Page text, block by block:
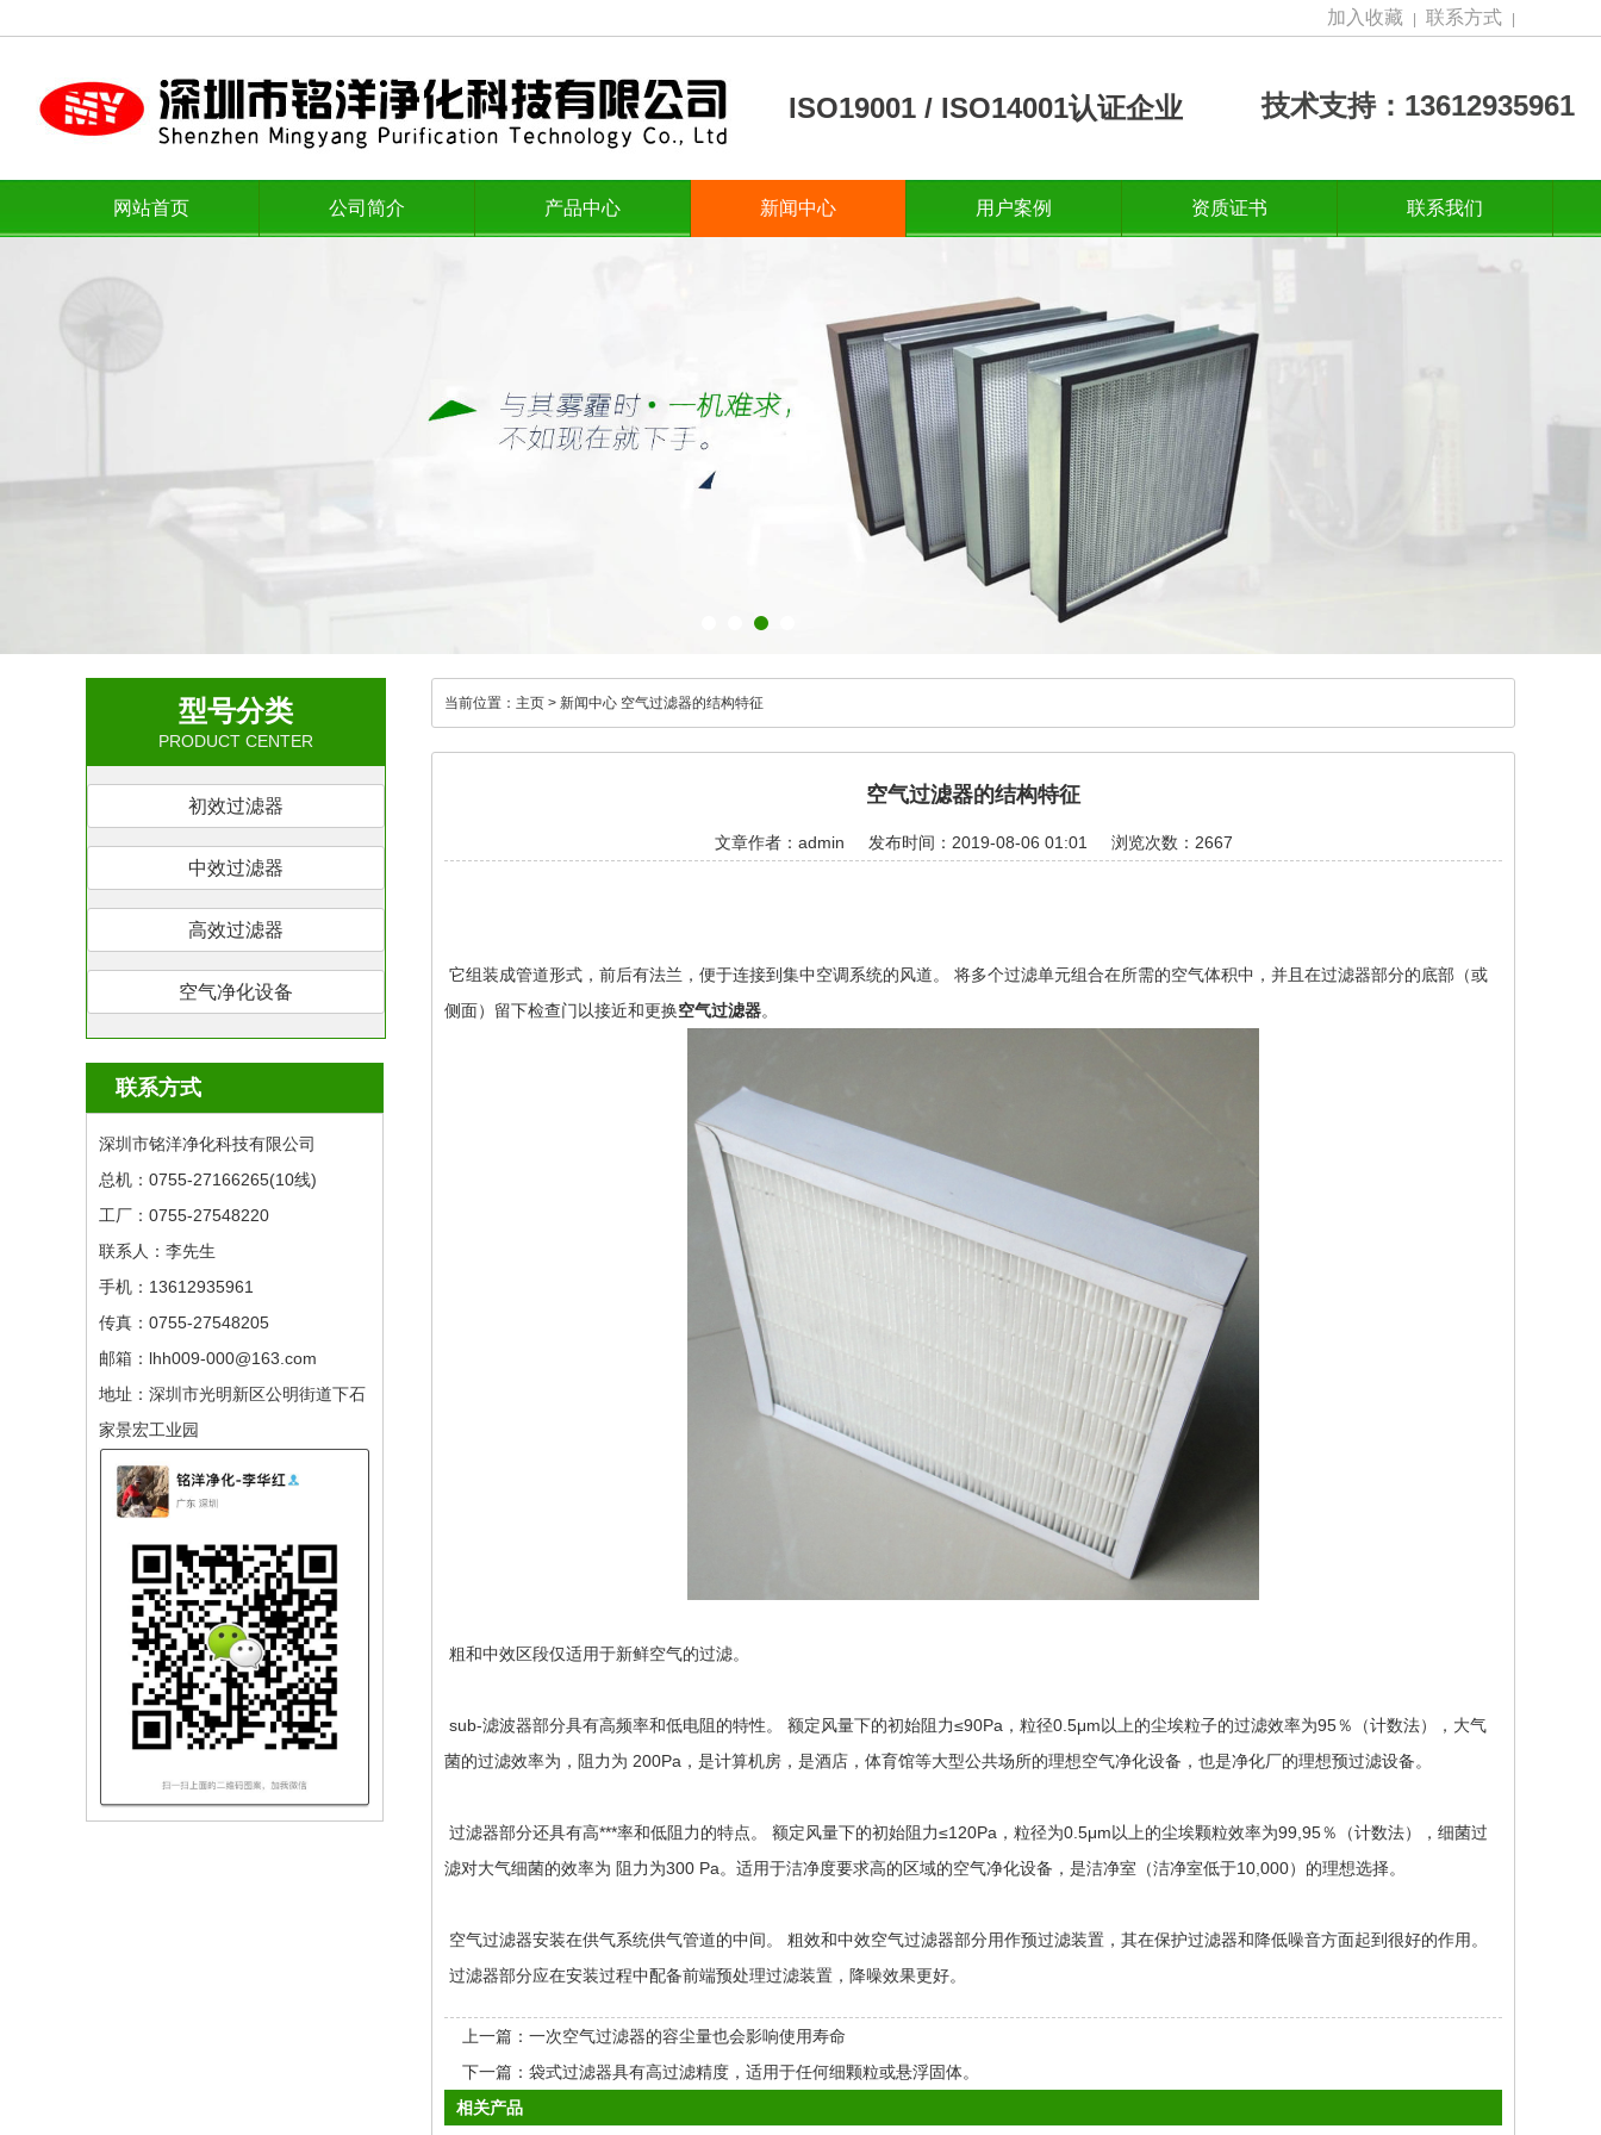
加入收藏 联系方式
ISO19001 / ISO14001认证企业 技术支持：13612935961
网站首页 公司简介 产品中心 新闻中心 用户案例 资质证书 联系我们
型号分类
PRODUCT CENTER
初效过滤器
中效过滤器
高效过滤器
空气净化设备
联系方式
深圳市铭洋净化科技有限公司
总机：0755-27166265(10线) ​
工厂：0755-27548220
联系人：李先生
手机：13612935961
传真：0755-27548205
邮箱：lhh009-000@163.com
地址：深圳市光明新区公明街道下石
家景宏工业园
当前位置： 主页 > 新闻中心 空气过滤器的结构特征
空气过滤器的结构特征
文章作者：admin 发布时间：2019-08-06 01:01 浏览次数：2667
它组装成管道形式，前后有法兰，便于连接到集中空调系统的风道。 将多个过滤单元组合在所需的空气体积中，并且在过滤器部分的底部（或
侧面）留下检查门以接近和更换空气过滤器。
粗和中效区段仅适用于新鲜空气的过滤。
sub-滤波器部分具有高频率和低电阻的特性。 额定风量下的初始阻力≤90Pa，粒径0.5μm以上的尘埃粒子的过滤效率为95％（计数法），大气
菌的过滤效率为，阻力为 200Pa，是计算机房，是酒店，体育馆等大型公共场所的理想空气净化设备，也是净化厂的理想预过滤设备。
过滤器部分还具有高***率和低阻力的特点。 额定风量下的初始阻力≤120Pa，粒径为0.5μm以上的尘埃颗粒效率为99,95％（计数法），细菌过
滤对大气细菌的效率为 阻力为300 Pa。适用于洁净度要求高的区域的空气净化设备，是洁净室（洁净室低于10,000）的理想选择。
空气过滤器安装在供气系统供气管道的中间。 粗效和中效空气过滤器部分用作预过滤装置，其在保护过滤器和降低噪音方面起到很好的作用。
过滤器部分应在安装过程中配备前端预处理过滤装置，降噪效果更好。
上一篇： 一次空气过滤器的容尘量也会影响使用寿命
下一篇： 袋式过滤器具有高过滤精度，适用于任何细颗粒或悬浮固体。
相关产品